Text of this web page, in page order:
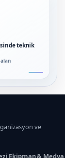
teknik
alan
ve
Ekipman & Medya